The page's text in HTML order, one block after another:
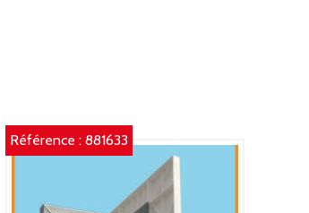
Référence :881633